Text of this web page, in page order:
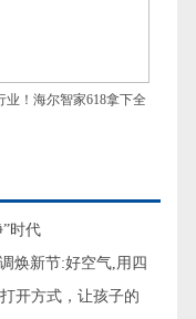
业！海尔智家618拿下全
时代
焕新节:好空气,用四
开方式，让孩子的